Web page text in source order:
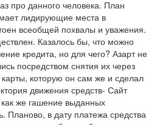
про данного человека. План
лидирующие места в
всеобщей похвалы и уважения.
Казалось бы, что можно
кредита, но для чего? Азарт не
посредством снятия их через
которую он сам же и сделал
движения средств- Сайт
же гашение выданных
Планово, в дату платежа средства